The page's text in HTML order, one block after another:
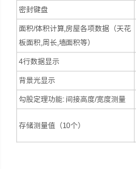
密封键盘
面积/体积计算,房屋各项数据（天花
板面积,周长,墙面积等）
4行数据显示
背景光显示
勾股定理功能: 间接高度/宽度测量
存储测量值（10个）